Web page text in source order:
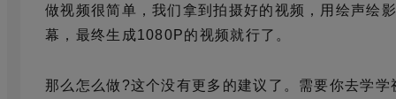
做视频很简单，我们拿到拍摄好的视频，用绘声绘
幕，最终生成1080P的视频就行了。
那么怎么做?这个没有更多的建议了。需要你去学